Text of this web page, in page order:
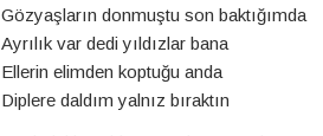
Gözyaşların donmuştu son baktığımda
Ayrılık var dedi yıldızlar bana
Ellerin elimden koptuğu anda
Diplere daldım yalnız bıraktın